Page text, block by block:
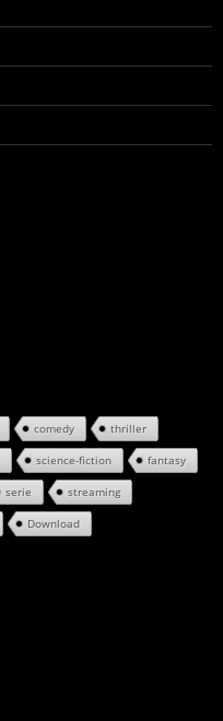
comedy thriller
science-fiction fantasy
serie streaming
Download